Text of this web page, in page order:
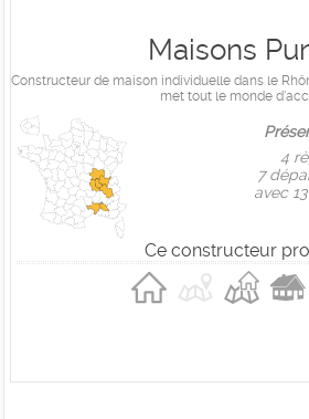
Maisons
Constructeur de maison individuelle dans le
met tout le monde
4
7
avec
Ce constructeur